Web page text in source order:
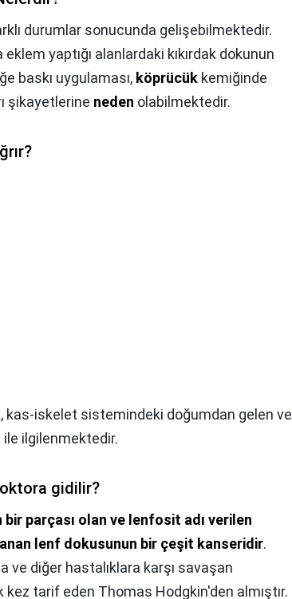
durumlar sonucunda gelişebilmektedir.
eklem yaptığı alanlardaki kıkırdak dokunun
baskı uygulaması, köprücük kemiğinde
şikayetlerine neden olabilmektedir.
, kas-iskelet sistemindeki doğumdan gelen ve
ile ilgilenmektedir.
gidilir?
parçası olan ve lenfosit adı verilen
lenf dokusunun bir çeşit kanseridir.
diğer hastalıklara karşı savaşan
kez tarif eden Thomas Hodgkin'den almıştır.